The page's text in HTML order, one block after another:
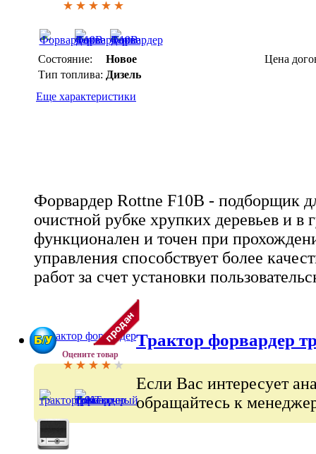
Состояние:
Новое
Тип топлива: Дизель
Еще характеристики
Цена
Форвардер Rottne F10B - подборщик
очистной рубке хрупких деревьев и в
функционален и точен при
управления способствует более
работ за счет установки
Оцените товар
Трактор форвардер
Если Вас интересует
обращайтесь к